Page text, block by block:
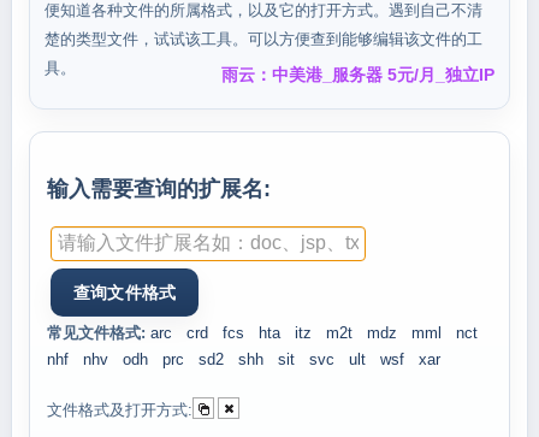
便知道各种文件的所属格式，以及它的打开方式。遇到自己不清
楚的类型文件，试试该工具。可以方便查到能够编辑该文件的工
具。
雨云：中美港_服务器 5元/月_独立IP
输入需要查询的扩展名:
常见文件格式: arc crd fcs hta itz m2t mdz mml
nct
nhf
nhv odh prc sd2 shh sit svc ult wsf xar
文件格式及打开方式: